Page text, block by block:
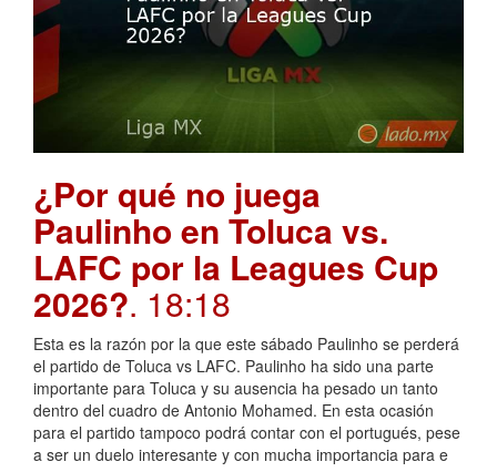
¿Por qué no juega
Paulinho en Toluca vs.
LAFC por la Leagues Cup
2026?. 18:18
Esta es la razón por la que este sábado Paulinho se perderá
el partido de Toluca vs LAFC. Paulinho ha sido una parte
importante para Toluca y su ausencia ha pesado un tanto
dentro del cuadro de Antonio Mohamed. En esta ocasión
para el partido tampoco podrá contar con el portugués, pese
a ser un duelo interesante y con mucha importancia para e